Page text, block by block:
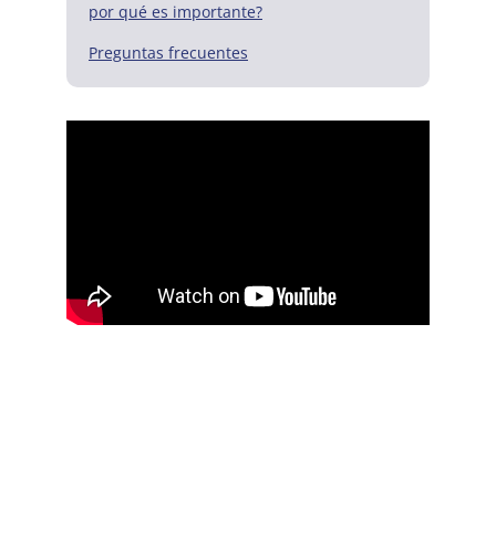
por qué es importante?
Preguntas frecuentes